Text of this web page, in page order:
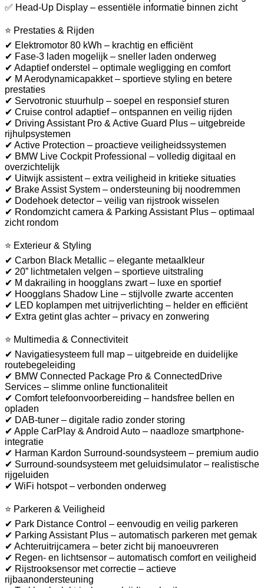
✅ Head-Up Display – essentiële informatie binnen zicht
⭐ Prestaties & Rijden
✔ Elektromotor 80 kWh – krachtig en efficiënt
✔ Fase-3 laden mogelijk – sneller laden onderweg
✔ Adaptief onderstel – optimale wegligging en comfort
✔ M Aerodynamicapakket – sportieve styling en betere
prestaties
✔ Servotronic stuurhulp – soepel en responsief sturen
✔ Cruise control adaptief – ontspannen en veilig rijden
✔ Driving Assistant Pro & Active Guard Plus – uitgebreide
rijhulpsystemen
✔ Active Protection – proactieve veiligheidssystemen
✔ BMW Live Cockpit Professional – volledig digitaal en
overzichtelijk
✔ Uitwijk assistent – extra veiligheid in kritieke situaties
✔ Brake Assist System – ondersteuning bij noodremmen
✔ Dodehoek detector – veilig van rijstrook wisselen
✔ Rondomzicht camera & Parking Assistant Plus – optimaal
zicht rondom
⭐ Exterieur & Styling
✔ Carbon Black Metallic – elegante metaalkleur
✔ 20” lichtmetalen velgen – sportieve uitstraling
✔ M dakrailing in hoogglans zwart – luxe en sportief
✔ Hoogglans Shadow Line – stijlvolle zwarte accenten
✔ LED koplampen met uitrijverlichting – helder en efficiënt
✔ Extra getint glas achter – privacy en zonwering
⭐ Multimedia & Connectiviteit
✔ Navigatiesysteem full map – uitgebreide en duidelijke
routebegeleiding
✔ BMW Connected Package Pro & ConnectedDrive
Services – slimme online functionaliteit
✔ Comfort telefoonvoorbereiding – handsfree bellen en
opladen
✔ DAB-tuner – digitale radio zonder storing
✔ Apple CarPlay & Android Auto – naadloze smartphone-
integratie
✔ Harman Kardon Surround-soundsysteem – premium audio
✔ Surround-soundsysteem met geluidsimulator – realistische
rijgeluiden
✔ WiFi hotspot – verbonden onderweg
⭐ Parkeren & Veiligheid
✔ Park Distance Control – eenvoudig en veilig parkeren
✔ Parking Assistant Plus – automatisch parkeren met gemak
✔ Achteruitrijcamera – beter zicht bij manoeuvreren
✔ Regen- en lichtsensor – automatisch comfort en veiligheid
✔ Rijstrooksensor met correctie – actieve
rijbaanondersteuning